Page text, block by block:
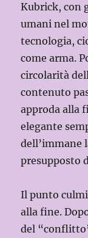
Kubrick, con
umani nel
tecnologia,
come arma.
circolarità
contenuto
approda alla
elegante
dell’immane
presupposto
Il punto
alla fine.
del